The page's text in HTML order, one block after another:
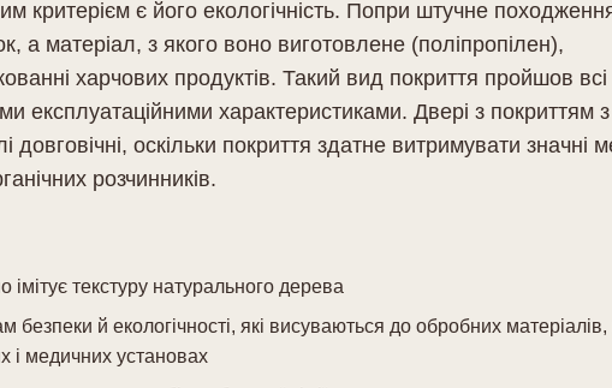
критерієм є його екологічність. Попри штучне
а матеріал, з якого воно виготовлене (поліпропілен),
харчових продуктів. Такий вид покриття пройшов всі
експлуатаційними характеристиками. Двері з покриттям з
оскільки покриття здатне витримувати значні
розчинників.
імітує текстуру натурального дерева
безпеки й екологічності, які висуваються до обробних
і медичних установах